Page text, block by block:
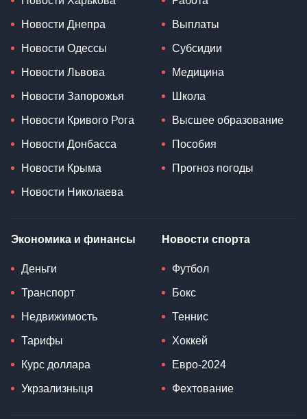
Новости Днепра
Новости Одессы
Новости Львова
Новости Запорожья
Новости Кривого Рога
Новости Донбасса
Новости Крыма
Новости Николаева
Выплаты
Субсидии
Медицина
Школа
Высшее образование
Пособия
Прогноз погоды
Экономика и финансы
Деньги
Транспорт
Недвижимость
Тарифы
Курс доллара
Укрзализныця
Новости спорта
Футбол
Бокс
Теннис
Хоккей
Евро-2024
Фехтование